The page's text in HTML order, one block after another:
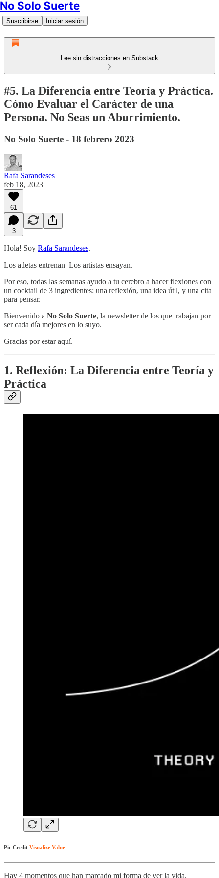
No Solo Suerte
Suscribirse Iniciar sesión
Lee sin distracciones en Substack
#5. La Diferencia entre Teoría y Práctica.
Cómo Evaluar el Carácter de una
Persona. No Seas un Aburrimiento.
No Solo Suerte - 18 febrero 2023
Rafa Sarandeses
feb 18, 2023
61
3
Hola! Soy Rafa Sarandeses.
Los atletas entrenan. Los artistas ensayan.
Por eso, todas las semanas ayudo a tu cerebro a hacer flexiones con
un cocktail de 3 ingredientes: una reflexión, una idea útil, y una cita
para pensar.
Bienvenido a No Solo Suerte, la newsletter de los que trabajan por
ser cada día mejores en lo suyo.
Gracias por estar aquí.
1. Reflexión: La Diferencia entre Teoría y
Práctica
Pic Credit Visualize Value
Hay 4 momentos que han marcado mi forma de ver la vida.